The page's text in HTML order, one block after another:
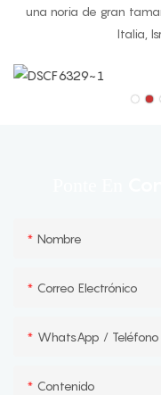
una noria de gran
Italia,
Nombre
Correo Electrónico
WhatsApp / Teléfono
Contenido